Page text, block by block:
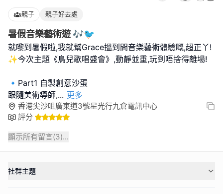
親子 親子好去處
暑假音樂藝術遊 🎶🐦
就嚟到暑假啦,我就幫Grace搵到間音樂藝術體驗嘅,超正丫!
✨今次主題《鳥兒歌唱盛會》,動靜並重,玩到唔捨得離場!
🔹Part1 自製創意沙蛋
跟隨美術導師,... 更多
香港尖沙咀廣東道3號星光行九倉電訊中心
評分
顯示所有留言(3)...
社群主題